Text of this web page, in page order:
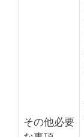
その他必要